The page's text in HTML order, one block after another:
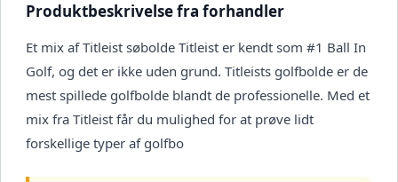
Produktbeskrivelse fra forhandler
Et mix af Titleist søbolde Titleist er kendt som #1 Ball In
Golf, og det er ikke uden grund. Titleists golfbolde er de
mest spillede golfbolde blandt de professionelle. Med et
mix fra Titleist får du mulighed for at prøve lidt
forskellige typer af golfbo